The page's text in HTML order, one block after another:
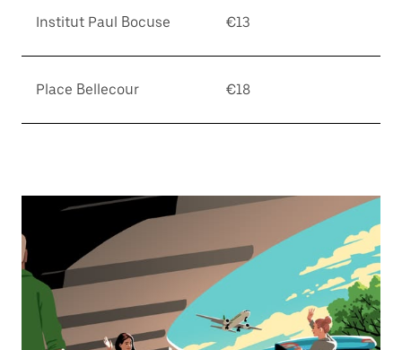
Institut Paul Bocuse €13
Place Bellecour €18